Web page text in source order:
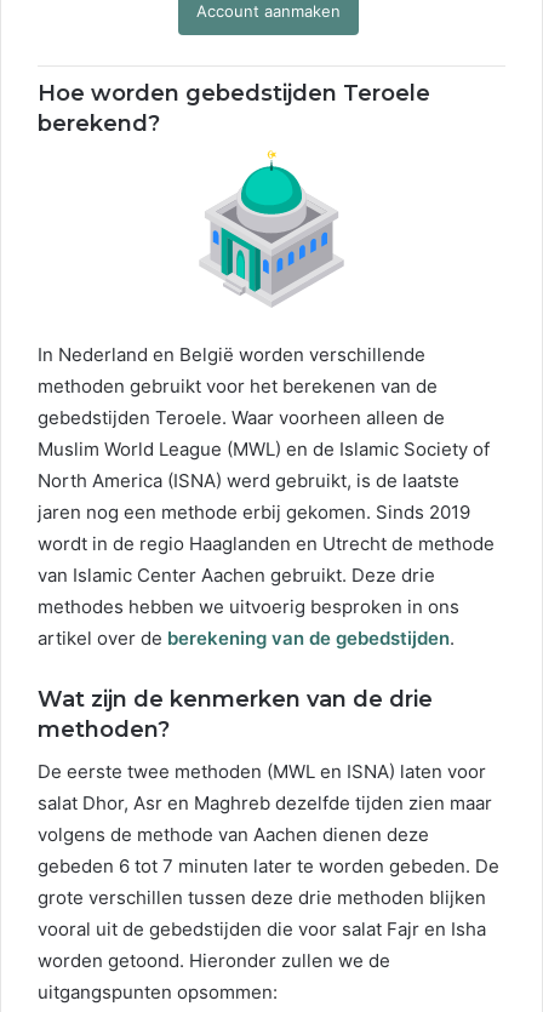
Account aanmaken
Hoe worden gebedstijden Teroele
berekend?
In Nederland en België worden verschillende
methoden gebruikt voor het berekenen van de
gebedstijden Teroele. Waar voorheen alleen de
Muslim World League (MWL) en de Islamic Society of
North America (ISNA) werd gebruikt, is de laatste
jaren nog een methode erbij gekomen. Sinds 2019
wordt in de regio Haaglanden en Utrecht de methode
van Islamic Center Aachen gebruikt. Deze drie
methodes hebben we uitvoerig besproken in ons
artikel over de berekening van de gebedstijden.
Wat zijn de kenmerken van de drie
methoden?
De eerste twee methoden (MWL en ISNA) laten voor
salat Dhor, Asr en Maghreb dezelfde tijden zien maar
volgens de methode van Aachen dienen deze
gebeden 6 tot 7 minuten later te worden gebeden. De
grote verschillen tussen deze drie methoden blijken
vooral uit de gebedstijden die voor salat Fajr en Isha
worden getoond. Hieronder zullen we de
uitgangspunten opsommen: